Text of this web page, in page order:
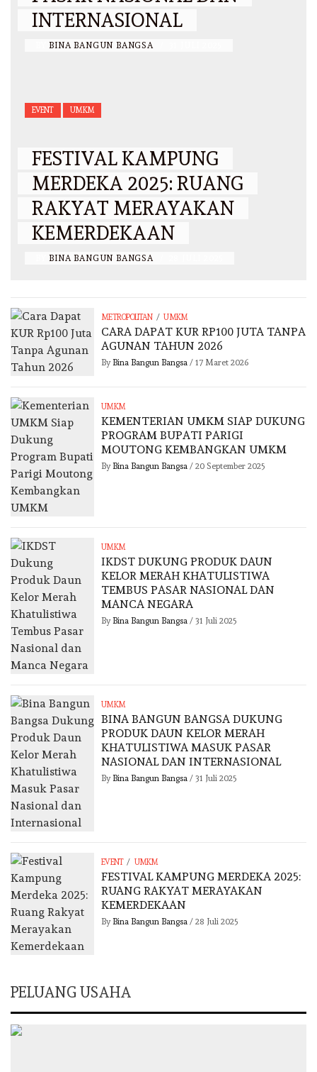
INTERNASIONAL
BINA BANGUN BANGSA
EVENT UMKM
FESTIVAL KAMPUNG
MERDEKA 2025: RUANG
RAKYAT MERAYAKAN
KEMERDEKAAN
BINA BANGUN BANGSA
METROPOLITAN / UMKM
CARA DAPAT KUR RP100 JUTA TANPA
AGUNAN TAHUN 2026
By Bina Bangun Bangsa/ 17 Maret 2026
UMKM
KEMENTERIAN UMKM SIAP DUKUNG
PROGRAM BUPATI PARIGI
MOUTONG KEMBANGKAN UMKM
By Bina Bangun Bangsa/ 20 September 2025
UMKM
IKDST DUKUNG PRODUK DAUN
KELOR MERAH KHATULISTIWA
TEMBUS PASAR NASIONAL DAN
MANCA NEGARA
By Bina Bangun Bangsa/ 31 Juli 2025
UMKM
BINA BANGUN BANGSA DUKUNG
PRODUK DAUN KELOR MERAH
KHATULISTIWA MASUK PASAR
NASIONAL DAN INTERNASIONAL
By Bina Bangun Bangsa/ 31 Juli 2025
EVENT / UMKM
FESTIVAL KAMPUNG MERDEKA 2025:
RUANG RAKYAT MERAYAKAN
KEMERDEKAAN
By Bina Bangun Bangsa/ 28 Juli 2025
PELUANG USAHA